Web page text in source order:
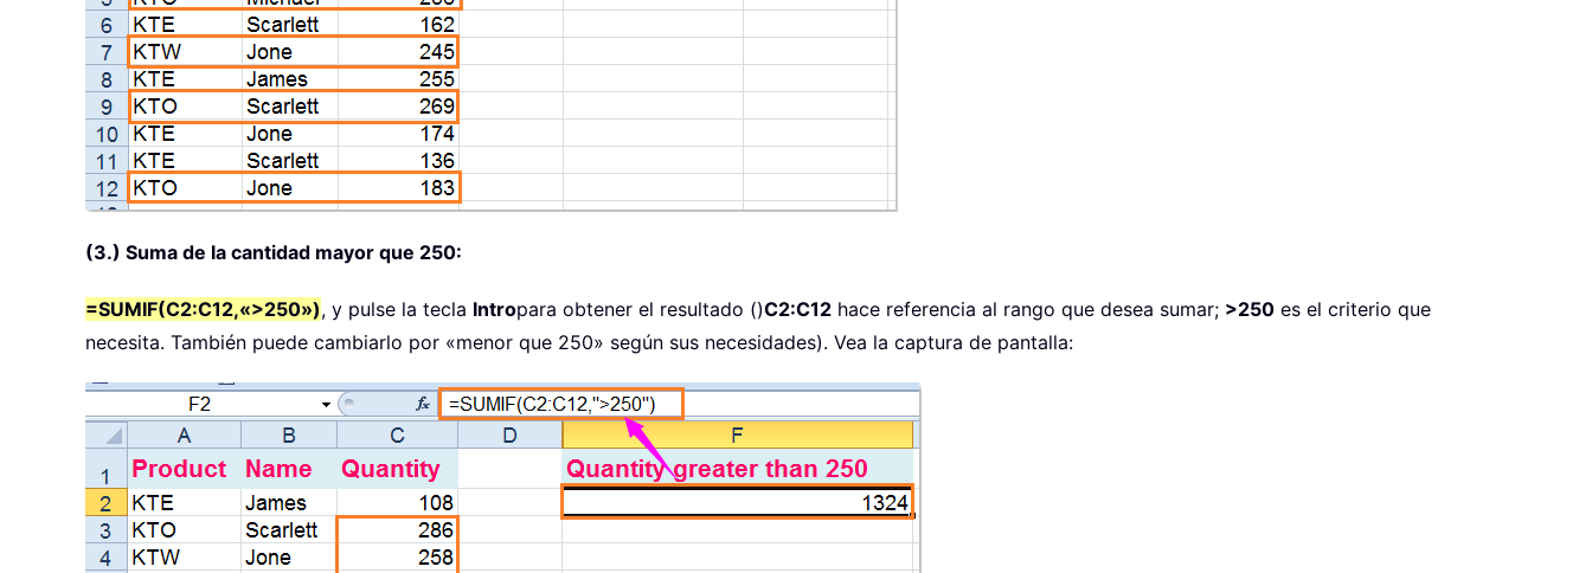
(3.) Suma de la cantidad mayor que 250:
=SUMIF(C2:C12,«>250»), y pulse la tecla Intropara obtener el resultado ()C2:C12 hace referencia al rango que desea sumar; >250 es el criterio que
necesita. También puede cambiarlo por «menor que 250» según sus necesidades). Vea la captura de pantalla: